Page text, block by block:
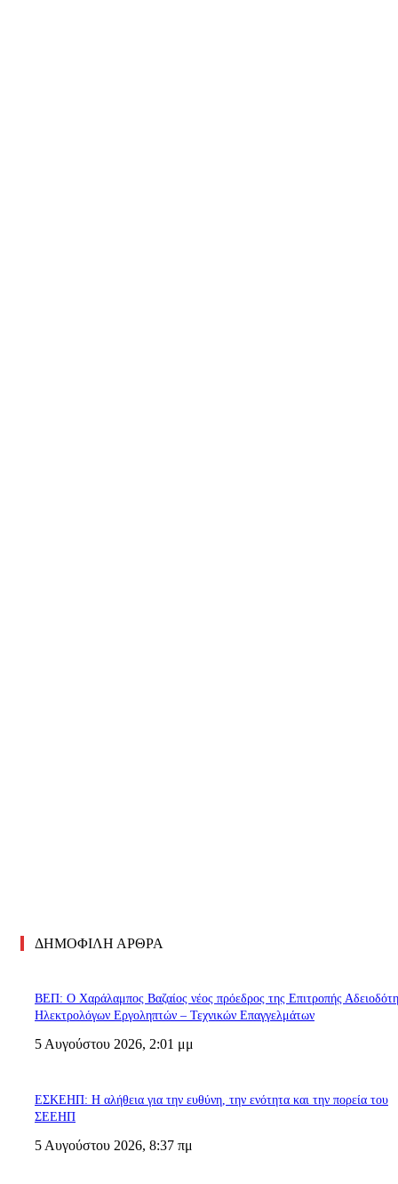
ΔΗΜΟΦΙΛΗ ΑΡΘΡΑ
ΒΕΠ: Ο Χαράλαμπος Βαζαίος νέος πρόεδρος της Επιτροπής
Ηλεκτρολόγων Εργοληπτών – Τεχνικών Επαγγελμάτων
5 Αυγούστου 2026, 2:01 μμ
ΕΣΚΕΗΠ: Η αλήθεια για την ευθύνη, την ενότητα και την πορεία του
ΣΕΕΗΠ
5 Αυγούστου 2026, 8:37 πμ